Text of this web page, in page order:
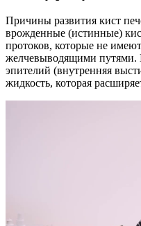
Причины развития кист
врожденные (истинные)
протоков, которые не
желчевыводящими путями.
эпителий (внутренняя
жидкость, которая